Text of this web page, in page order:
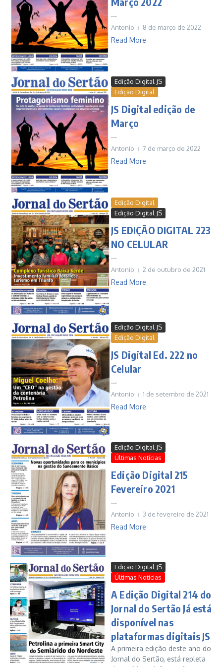
...
Antonio 8 de março de 2022
Read More
Edição Digital JS
Edição Digital
JS Digital edição de
Março
...
Antonio 7 de março de 2022
Read More
Edição Digital
Edição Digital JS
JS EDIÇÃO DIGITAL 223
NO CELULAR
...
Antonio 2 de outubro de 2021
Read More
Edição Digital JS
Edição Digital
JS Digital Ed. 222 no
Celular
...
Antonio 1 de setembro de 2021
Read More
Edição Digital JS
Últimas Notícias
Edição Digital 215
Fevereiro 2021
...
Antonio 3 de fevereiro de 2021
Read More
Edição Digital JS
Últimas Notícias
A Edição Digital 214 do
Jornal do Sertão Já está
disponível nas
plataformas digitais JS
A primeira edição deste ano do
Jornal do Sertão, está repleta